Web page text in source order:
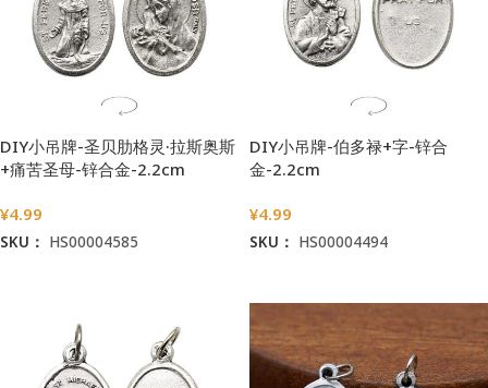
DIY小吊牌-圣贝肋格灵·拉斯奥斯
+痛苦圣母-锌合金-2.2cm
¥4.99
SKU： HS00004585
DIY小吊牌-伯多禄+字-锌合
金-2.2cm
¥4.99
SKU： HS00004494